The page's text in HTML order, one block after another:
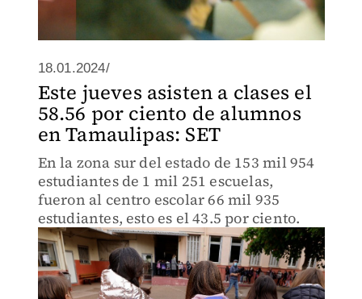
18.01.2024/
Este jueves asisten a clases el
58.56 por ciento de alumnos
en Tamaulipas: SET
En la zona sur del estado de 153 mil 954
estudiantes de 1 mil 251 escuelas,
fueron al centro escolar 66 mil 935
estudiantes, esto es el 43.5 por ciento.